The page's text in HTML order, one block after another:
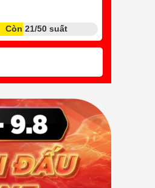
Còn 21/50 suất